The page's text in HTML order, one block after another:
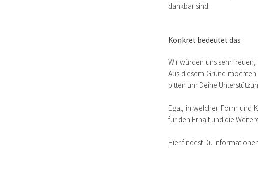
dankbar sind.
Konkret bedeutet das
Wir würden uns sehr
Aus diesem Grund
bitten um Deine
Egal, in welcher Form und
für den Erhalt und die
Hier findest Du